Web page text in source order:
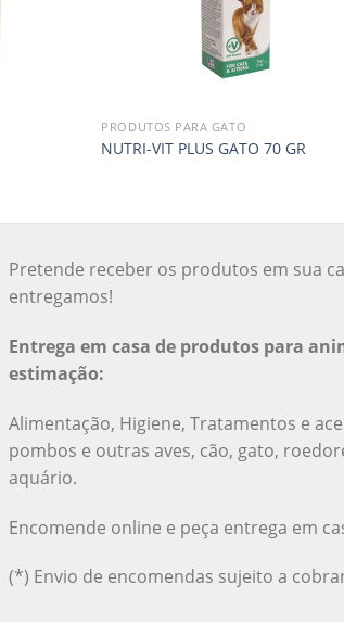
PRODUTOS PARA GATO
NUTRI-VIT PLUS GATO 70 GR
Pretende receber os produtos em sua
entregamos!
Entrega em casa de produtos para
estimação:
Alimentação, Higiene, Tratamentos e
pombos e outras aves, cão, gato,
aquário.
Encomende online e peça entrega em
(*) Envio de encomendas sujeito a